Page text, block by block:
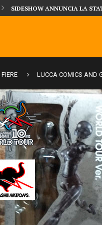
SIDESHOW ANNUNCIA LA
LUCCA COMICS AND